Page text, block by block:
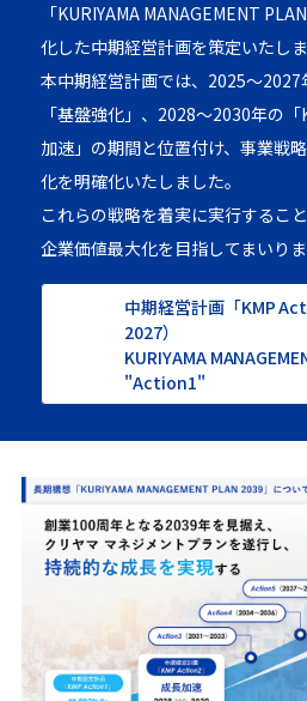
「KURIYAMA MANAGEMENT
化した中期経営計画を策定いたしま
本中期経営計画では、2025～
「基盤強化」、 2028～2030年の
加速」の期間と位置付け、事業戦
化を明確化いたしました。
これらの戦略を着実に実行するこ
企業価値最大化を目指してまいりま
中期経営計画「KMP
2027）
KURIYAMA
"Action1"